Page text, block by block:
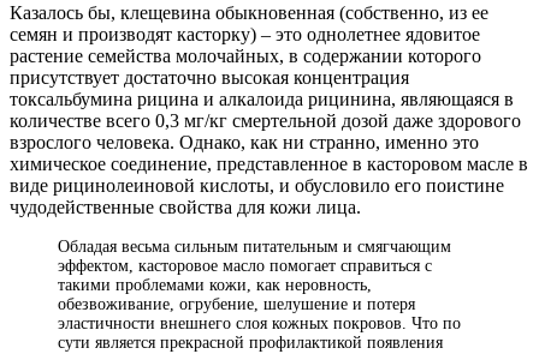
Казалось бы, клещевина обыкновенная (собственно, из ее
семян и производят касторку) – это однолетнее ядовитое
растение семейства молочайных, в содержании которого
присутствует достаточно высокая концентрация
токсальбумина рицина и алкалоида рицинина, являющаяся в
количестве всего 0,3 мг/кг смертельной дозой даже здорового
взрослого человека. Однако, как ни странно, именно это
химическое соединение, представленное в касторовом масле в
виде рицинолеиновой кислоты, и обусловило его поистине
чудодейственные свойства для кожи лица.
Обладая весьма сильным питательным и смягчающим
эффектом, касторовое масло помогает справиться с
такими проблемами кожи, как неровность,
обезвоживание, огрубение, шелушение и потеря
эластичности внешнего слоя кожных покровов. Что по
сути является прекрасной профилактикой появления